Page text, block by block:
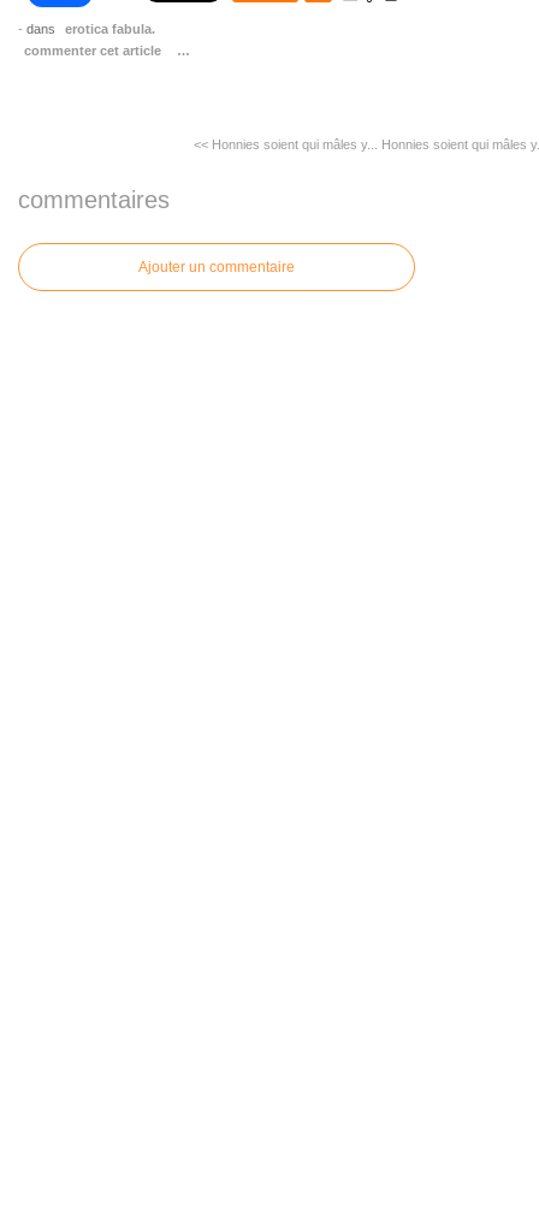
- dans
erotica fabula.
commenter cet article
…
<< Honnies soient qui mâles y... Honnies soient qui mâles
commentaires
Ajouter un commentaire